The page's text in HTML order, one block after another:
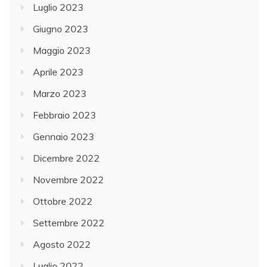
Luglio 2023
Giugno 2023
Maggio 2023
Aprile 2023
Marzo 2023
Febbraio 2023
Gennaio 2023
Dicembre 2022
Novembre 2022
Ottobre 2022
Settembre 2022
Agosto 2022